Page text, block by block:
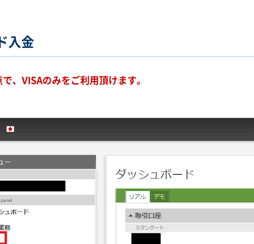
入金
、VISAのみをご利用頂けます。